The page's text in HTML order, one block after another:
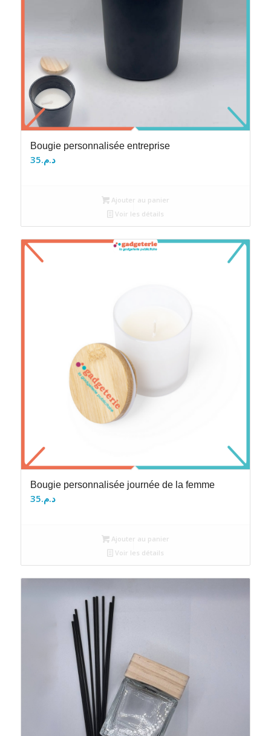
Bougie personnalisée entreprise
د.م.35
Ajouter au panier
Voir les détails
Bougie personnalisée journée de la femme
د.م.35
Ajouter au panier
Voir les détails